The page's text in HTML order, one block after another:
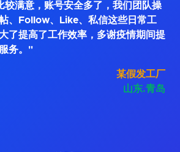
较满意，账号安全多了，我们团队操
、Follow、Like、私信这些日常工
了提高了工作效率，多谢疫情期间提
务。"
某假发工厂
山东.青岛